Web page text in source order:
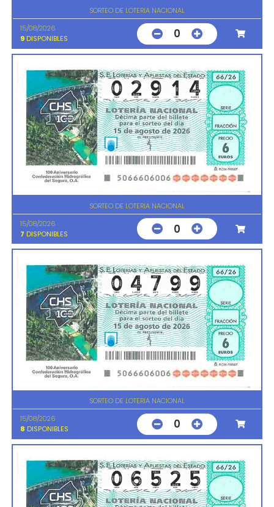
SORTEO DE LOTERIA NACIONAL
15/08/2026
9 DISPONIBLES 0
SORTEO DE LOTERIA NACIONAL
15/08/2026
7 DISPONIBLES 0
SORTEO DE LOTERIA NACIONAL
15/08/2026
8 DISPONIBLES 0